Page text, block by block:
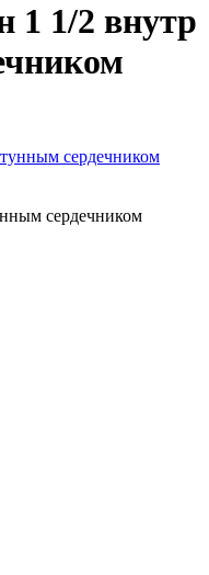
1 1/2 внутр
сердечником